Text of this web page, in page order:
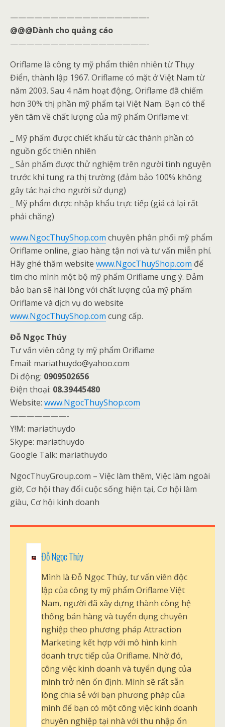
—————————————————-
@@@Dành cho quảng cáo
—————————————————-
Oriflame là công ty mỹ phẩm thiên nhiên từ Thụy
Điển, thành lập 1967. Oriflame có mặt ở Việt Nam từ
năm 2003. Sau 4 năm hoạt động, Oriflame đã chiếm
hơn 30% thị phần mỹ phẩm tại Việt Nam. Bạn có thể
yên tâm về chất lượng của mỹ phẩm Oriflame vì:
_ Mỹ phẩm được chiết khấu từ các thành phần có
nguồn gốc thiên nhiên
_ Sản phẩm được thử nghiệm trên người tình nguyện
trước khi tung ra thị trường (đảm bảo 100% không
gây tác hại cho người sử dụng)
_ Mỹ phẩm được nhập khẩu trực tiếp (giá cả lại rất
phải chăng)
www.NgocThuyShop.com chuyên phân phối mỹ phẩm
Oriflame online, giao hàng tận nơi và tư vấn miễn phí.
Hãy ghé thăm website www.NgocThuyShop.com để
tìm cho mình một bộ mỹ phẩm Oriflame ưng ý. Đảm
bảo bạn sẽ hài lòng với chất lượng của mỹ phẩm
Oriflame và dịch vụ do website
www.NgocThuyShop.com cung cấp.
Đỗ Ngọc Thúy
Tư vấn viên công ty mỹ phẩm Oriflame
Email: mariathuydo@yahoo.com
Di động: 0909502656
Điện thoại: 08.39445480
Website: www.NgocThuyShop.com
———————-
Y!M: mariathuydo
Skype: mariathuydo
Google Talk: mariathuydo
NgocThuyGroup.com – Việc làm thêm, Việc làm ngoài
giờ, Cơ hội thay đổi cuộc sống hiện tại, Cơ hội làm
giàu, Cơ hội kinh doanh
Đỗ Ngọc Thúy
Mình là Đỗ Ngọc Thúy, tư vấn viên độc
lập của công ty mỹ phẩm Oriflame Việt
Nam, người đã xây dựng thành công hệ
thống bán hàng và tuyển dụng chuyên
nghiệp theo phương pháp Attraction
Marketing kết hợp với mô hình kinh
doanh trực tiếp của Oriflame. Nhờ đó,
công việc kinh doanh và tuyển dụng của
mình trở nên ổn định. Mình sẽ rất sẵn
lòng chia sẻ với bạn phương pháp của
mình để bạn có một công việc kinh doanh
chuyên nghiệp tại nhà với thu nhập ổn